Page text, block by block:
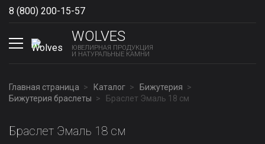
8 (800) 200-15-57
WOLVES
ЮВЕЛИРНАЯ ПРОДУКЦИЯ
И НАТУРАЛЬНЫЕ КАМНИ
Главная страница Каталог
Бижутерия
Бижутерия браслеты
Браслет Эмаль 18 см
Браслет Эмаль 18 см